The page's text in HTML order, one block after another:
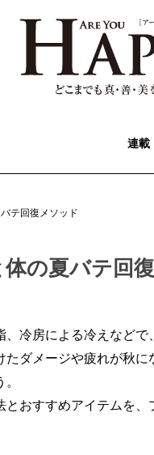
連載
テ回復メソッド
の夏バテ回
冷房による冷えなどで
ダメージや疲れが秋に
とおすすめアイテムを